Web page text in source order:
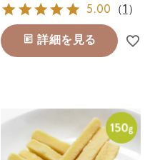
5.00 （1 ）
詳細を見る